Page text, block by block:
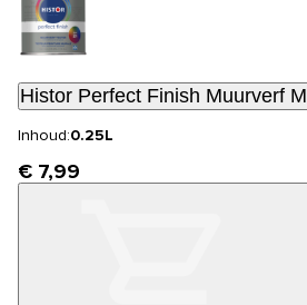
Histor Perfect Finish Muurverf
Inhoud:0.25L
€ 7,99